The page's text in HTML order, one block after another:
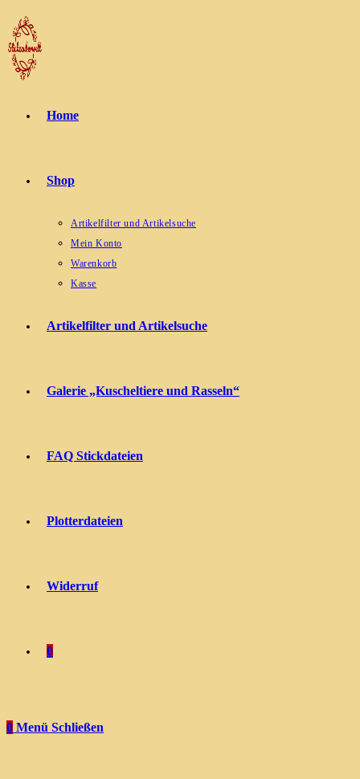
Zum
Inhalt
springen
Home
Shop
Artikelfilter und Artikelsuche
Mein Konto
Warenkorb
Kasse
Artikelfilter und Artikelsuche
Galerie „Kuscheltiere und Rasseln“
FAQ Stickdateien
Plotterdateien
Widerruf
0
0 Menü Schließen